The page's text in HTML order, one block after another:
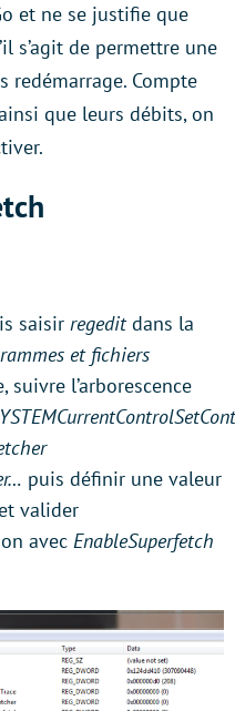
et ne se justifie que
s’agit de permettre une
redémarrage. Compte
que leurs débits, on
saisir regeditdans la
et fichiers
l’arborescence
puis définir une valeur
valider
avec EnableSuperfetch